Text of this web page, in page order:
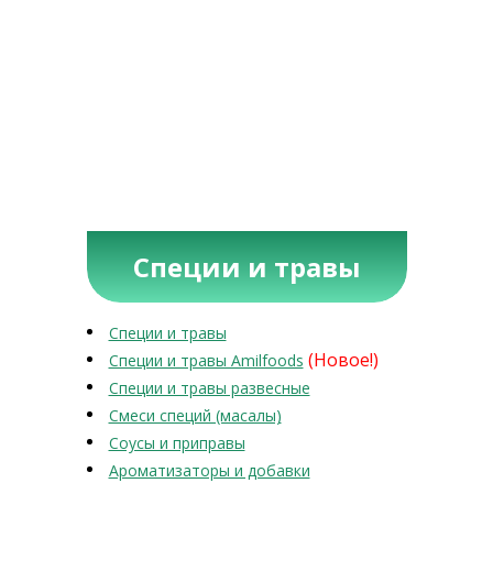
Специи и травы
Специи и травы
Специи и травы Amilfoods (Новое!)
Специи и травы развесные
Смеси специй (масалы)
Соусы и приправы
Ароматизаторы и добавки